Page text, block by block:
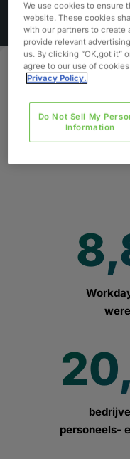
Het
personeels-
We use cookies to ensure
website. These cookies
with our partners to create
provide relevant
us. By clicking “OK,got it”
agree to our use of
Privacy Policy.
Do Not Sell My
Information